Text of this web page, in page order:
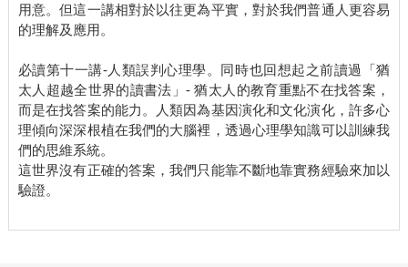
用意。但這一講相對於以往更為平實，對於我們普通人更容易
的理解及應用。
必讀第十一講-人類誤判心理學。同時也回想起之前讀過「猶
太人超越全世界的讀書法」- 猶太人的教育重點不在找答案，
而是在找答案的能力。人類因為基因演化和文化演化，許多心
理傾向深深根植在我們的大腦裡，透過心理學知識可以訓練我
們的思維系統。
這世界沒有正確的答案，我們只能靠不斷地靠實務經驗來加以
驗證。